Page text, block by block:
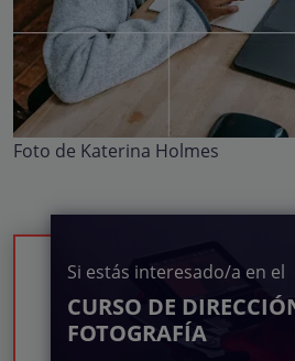
Foto de Katerina Holmes
Si estás interesado/a en el
CURSO DE
FOTOGRAFÍA